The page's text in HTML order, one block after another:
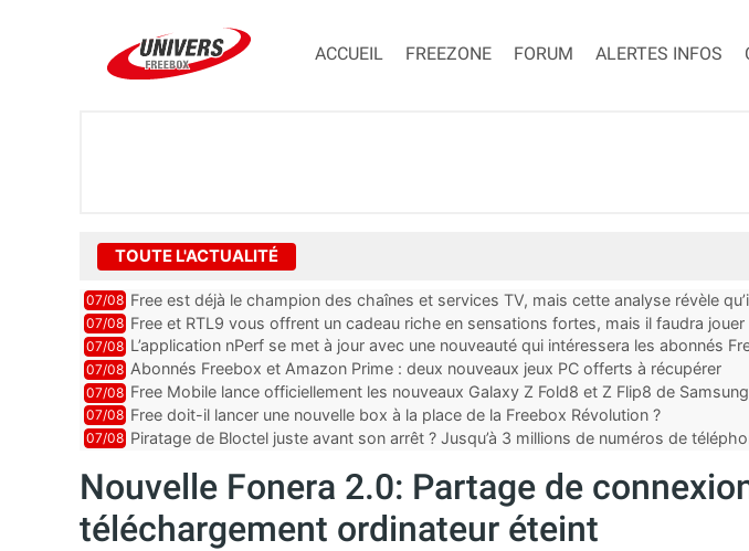
ACCUEIL FREEZONE FORUM ALERTES INFOS
TOUTE L'ACTUALITÉ
07/08 Free est déjà le champion des chaînes et services TV, mais cette analyse révèle
encore au moin...
07/08 Free et RTL9 vous offrent un cadeau riche en sensations fortes, mais il faudra jouer
l’obtenir
07/08 L’application nPerf se met à jour avec une nouveauté qui intéressera les abonnés
Mobile, Orange, SFR ...
07/08 Abonnés Freebox et Amazon Prime : deux nouveaux jeux PC offerts à récupérer
07/08 Free Mobile lance officiellement les nouveaux Galaxy Z Fold8 et Z Flip8 de
des promos et des cadeaux
07/08 Free doit-il lancer une nouvelle box à la place de la Freebox Révolution ?
07/08 Piratage de Bloctel juste avant son arrêt ? Jusqu’à 3 millions de numéros de
Nouvelle Fonera 2.0: Partage de
téléchargement ordinateur éteint